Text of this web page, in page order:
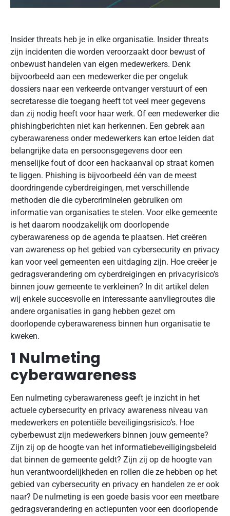
Insider threats heb je in elke organisatie. Insider threats
zijn incidenten die worden veroorzaakt door bewust of
onbewust handelen van eigen medewerkers. Denk
bijvoorbeeld aan een medewerker die per ongeluk
dossiers naar een verkeerde ontvanger verstuurt of een
secretaresse die toegang heeft tot veel meer gegevens
dan zij nodig heeft voor haar werk. Of een medewerker die
phishingberichten niet kan herkennen. Een gebrek aan
cyberawareness onder medewerkers kan ertoe leiden dat
belangrijke data en persoonsgegevens door een
menselijke fout of door een hackaanval op straat komen
te liggen. Phishing is bijvoorbeeld één van de meest
doordringende cyberdreigingen, met verschillende
methoden die die cybercriminelen gebruiken om
informatie van organisaties te stelen. Voor elke gemeente
is het daarom noodzakelijk om doorlopende
cyberawareness op de agenda te plaatsen. Het creëren
van awareness op het gebied van cybersecurity en privacy
kan voor veel gemeenten een uitdaging zijn. Hoe creëer je
gedragsverandering om cyberdreigingen en privacyrisico’s
binnen jouw gemeente te verkleinen? In dit artikel delen
wij enkele succesvolle en interessante aanvliegroutes die
andere organisaties in gang hebben gezet om
doorlopende cyberawareness binnen hun organisatie te
kweken.
1 Nulmeting
cyberawareness
Een nulmeting cyberawareness geeft je inzicht in het
actuele cybersecurity en privacy awareness niveau van
medewerkers en potentiële beveiligingsrisico’s. Hoe
cyberbewust zijn medewerkers binnen jouw gemeente?
Zijn zij op de hoogte van het informatiebeveiligingsbeleid
dat binnen de gemeente geldt? Zijn zij op de hoogte van
hun verantwoordelijkheden en rollen die ze hebben op het
gebied van cybersecurity en privacy en handelen ze er ook
naar? De nulmeting is een goede basis voor een meetbare
gedragsverandering en actiepunten voor een doorlopende